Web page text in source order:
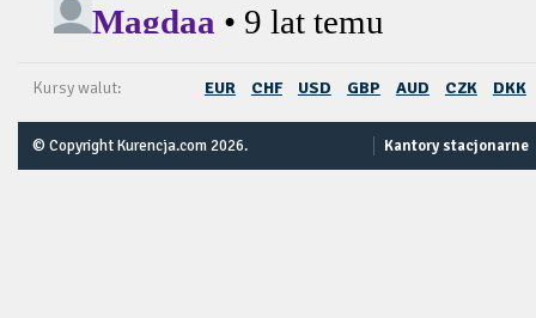
Kursy walut: EUR CHF USD GBP AUD CZK DKK
© Copyright Kurencja.com 2026. Kantory stacjonarne